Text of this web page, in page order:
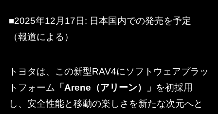
■2025年12月17日: 日本国内での発売を予定
（報道による）
トヨタは、この新型RAV4にソフトウェアプラッ
トフォーム 「Arene（アリーン）」 を初採用
し、安全性能と移動の楽しさを新たな次元へと